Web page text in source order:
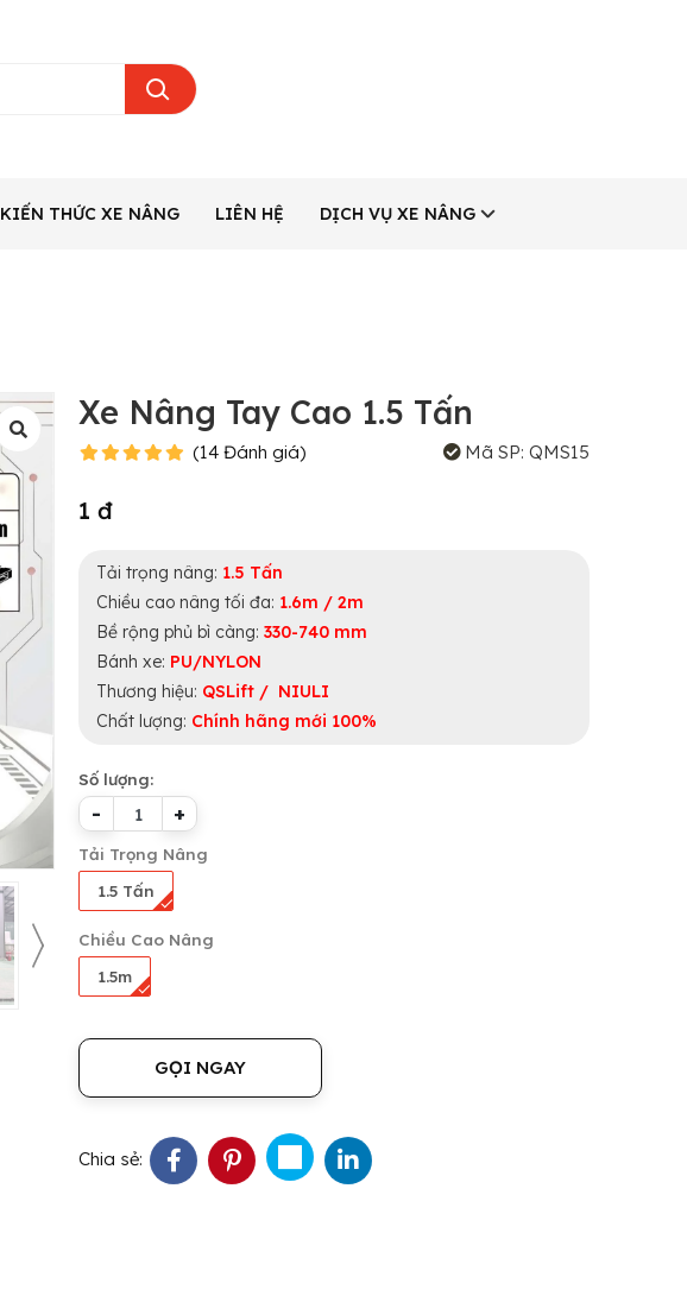
KIẾN THỨC XE NÂNG LIÊN HỆ DỊCH VỤ XE NÂNG
Xe Nâng Tay Cao 1.5 Tấn
(14 Đánh giá) Mã SP: QMS15
1 đ
Tải trọng nâng: 1.5 Tấn
Chiều cao nâng tối đa: 1.6m / 2m
Bề rộng phủ bì càng: 330-740 mm
Bánh xe: PU/NYLON
Thương hiệu: QSLift / NIULI
Chất lượng: Chính hãng mới 100%
Số lượng:
- +
Tải Trọng Nâng
1.5 Tấn
Chiều Cao Nâng
1.5m
GỌI NGAY
Chia sẻ: